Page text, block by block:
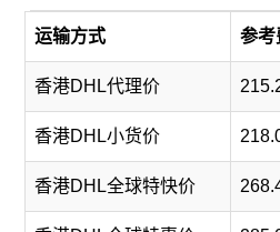
运输方式 参考
香港DHL代理价
香港DHL小货价
香港DHL全球特快价